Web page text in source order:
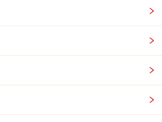
なると髪はひととおり生え揃いま
時期に、髪はひととおり生え揃い
ったものの、髪に悩むことなんて
かし最近では、脱毛に悩む小学生